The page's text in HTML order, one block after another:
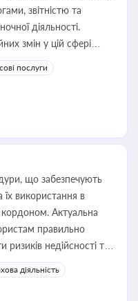
звітністю та
діяльності.
змін у цій сфері
юриста або
приватизації, оренди
і перевірки
послуги
що забезпечують
їх використання в
кордоном. Актуальна
правильно
недійсності та
органами влади та
діяльність